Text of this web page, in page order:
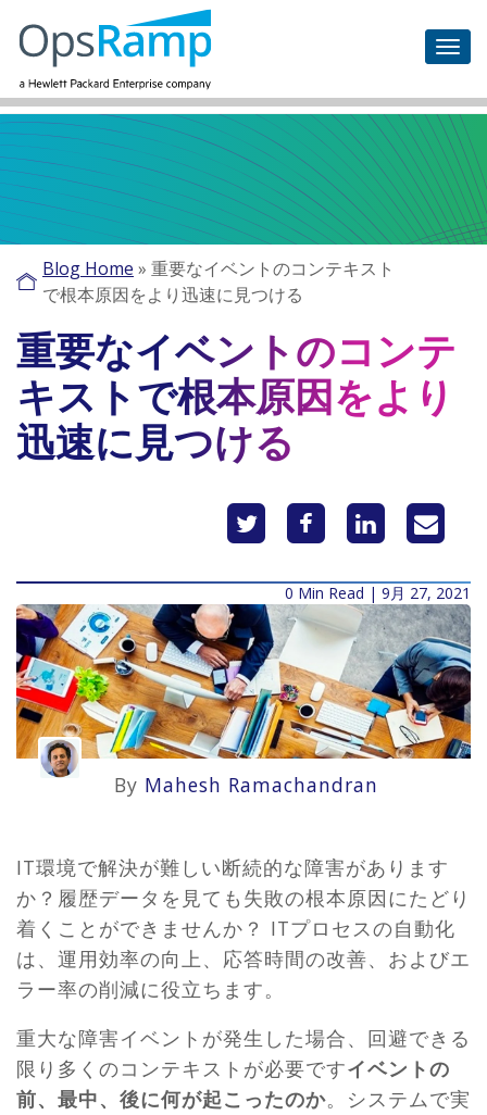
Blog Home » 重要なイベントのコンテキスト
で根本原因をより迅速に見つける
重要なイベントのコンテ
キストで根本原因をより
迅速に見つける
0 Min Read | 9月 27, 2021
By Mahesh Ramachandran
IT環境で解決が難しい断続的な障害があります
か？履歴データを見ても失敗の根本原因にたどり
着くことができませんか？ ITプロセスの自動化
は、運用効率の向上、応答時間の改善、およびエ
ラー率の削減に役立ちます。
重大な障害イベントが発生した場合、回避できる
限り多くのコンテキストが必要ですイベントの
前、最中、後に何が起こったのか。システムで実